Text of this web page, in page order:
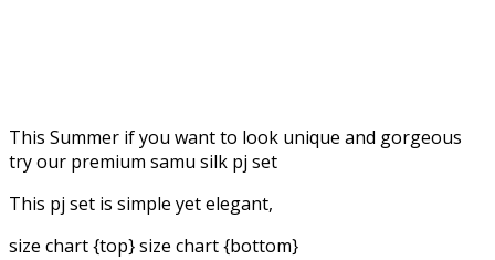
This Summer if you want to look unique and gorgeous
try our premium samu silk pj set
This pj set is simple yet elegant,
size chart {top} size chart {bottom}